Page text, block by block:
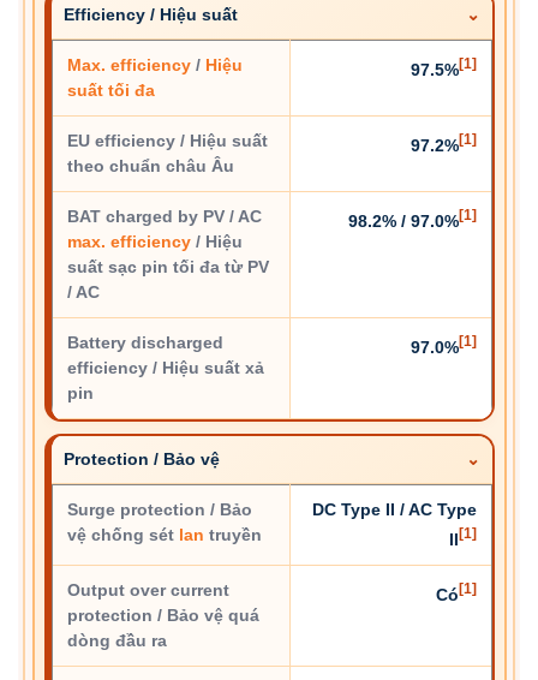
Efficiency / Hiệu suất
Max. efficiency/ Hiệu
suất tối đa
97.5%[1]
EU efficiency / Hiệu suất
theo chuẩn châu Âu
97.2%[1]
BAT charged by PV / AC
max. efficiency/ Hiệu
suất sạc pin tối đa từ PV
/ AC
98.2% / 97.0%[1]
Battery discharged
efficiency / Hiệu suất xả
pin
97.0%[1]
Protection / Bảo vệ
Surge protection / Bảo
vệ chống sét lan truyền
DC Type II / AC Type
II [1]
Output over current
protection / Bảo vệ quá
dòng đầu ra
Có [1]